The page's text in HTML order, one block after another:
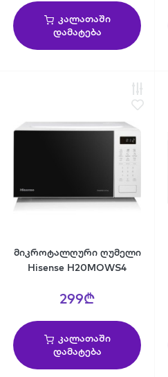
კალათაში
დამატება
მიკროტალღური ღუმელი
Hisense H20MOWS4
299₾
კალათაში
დამატება